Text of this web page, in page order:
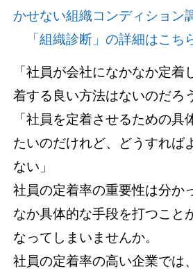
かせない組織コンディション
「組織診断」の詳細はこち
「社員が会社になかなか定着
着する良い方法はないのだろ
「社員を定着させるための具
たいのだけれど、どうすれば
ない」
社員の定着率の重要性は分か
なか具体的な手段を打つこと
なってしまいませんか。
社員の定着率の高い企業では